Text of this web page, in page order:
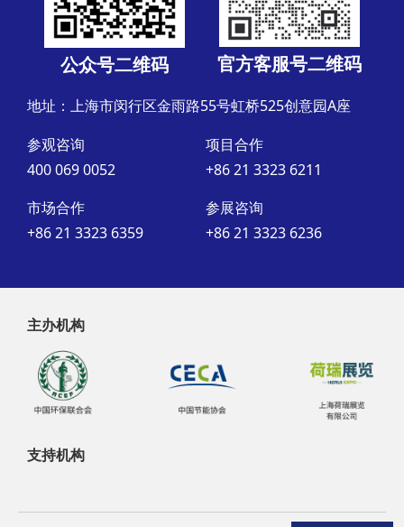
公众号二维码 官方客服号二维码
地址：上海市闵行区金雨路55号虹桥525创意园A座
参观咨询
400 069 0052
项目合作
+86 21 3323 6211
市场合作
+86 21 3323 6359
参展咨询
+86 21 3323 6236
主办机构
支持机构